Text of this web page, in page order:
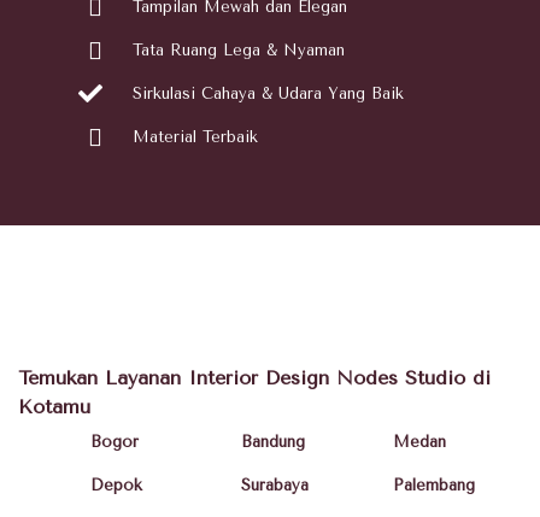
Tampilan Mewah dan Elegan
Tata Ruang Lega & Nyaman
Sirkulasi Cahaya & Udara Yang Baik
Material Terbaik
Temukan Layanan Interior Design Nodes Studio di
Kotamu
Bogor
Depok
Bandung
Surabaya
Medan
Palembang